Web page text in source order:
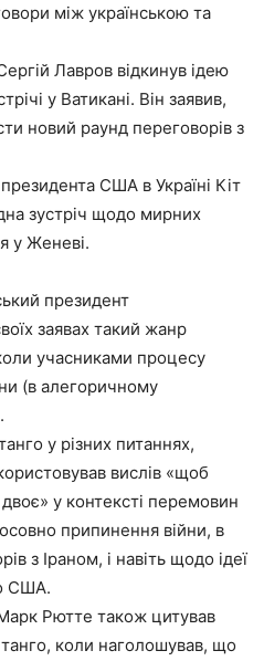
між українською та
Лавров відкинув ідею
у Ватикані. Він заявив,
новий раунд переговорів з
США в Україні Кіт
зустріч щодо мирних
у Женеві.
президент
заявах такий жанр
учасниками процесу
(в алегоричному
у різних питаннях,
вислів «щоб
у контексті перемовин
припинення війни, в
з Іраном, і навіть щодо ідеї
США.
Рютте також цитував
коли наголошував, що